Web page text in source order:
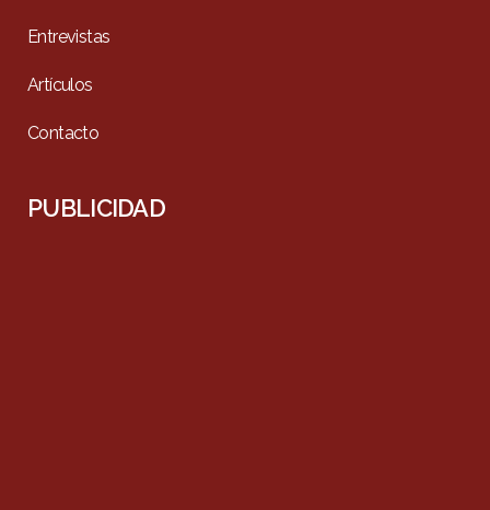
Entrevistas
Artículos
Contacto
PUBLICIDAD